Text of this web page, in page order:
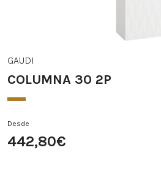
GAUDI
COLUMNA 30 2P
Desde
442,80€